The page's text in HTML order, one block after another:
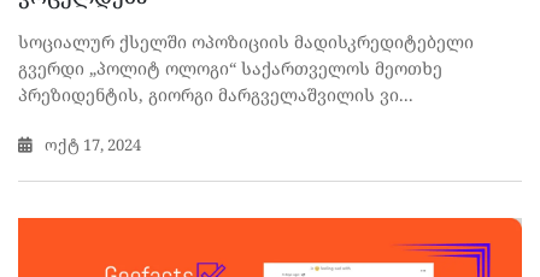
სოციალურ ქსელში ოპოზიციის მადისკრედიტებელი
გვერდი „პოლიტ ოლოგი“ საქართველოს მეოთხე
პრეზიდენტის, გიორგი მარგველაშვილის ვი...
ოქტ 17, 2024